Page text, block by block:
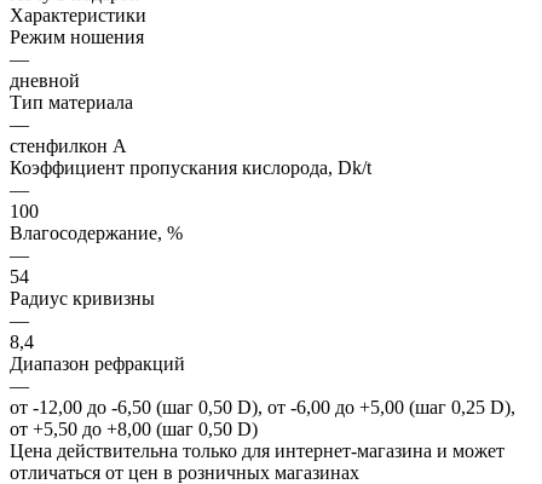
Характеристики
Режим ношения
—
дневной
Тип материала
—
стенфилкон А
Коэффициент пропускания кислорода, Dk/t
—
100
Влагосодержание, %
—
54
Радиус кривизны
—
8,4
Диапазон рефракций
—
от -12,00 до -6,50 (шаг 0,50 D), от -6,00 до +5,00 (шаг 0,25 D),
от +5,50 до +8,00 (шаг 0,50 D)
Цена действительна только для интернет-магазина и может
отличаться от цен в розничных магазинах